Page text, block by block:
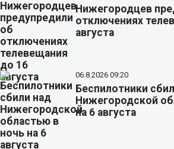
Нижегородцев
отключениях
августа
06.8.2026 09:20
Беспилотники
Нижегородской
на 6 августа